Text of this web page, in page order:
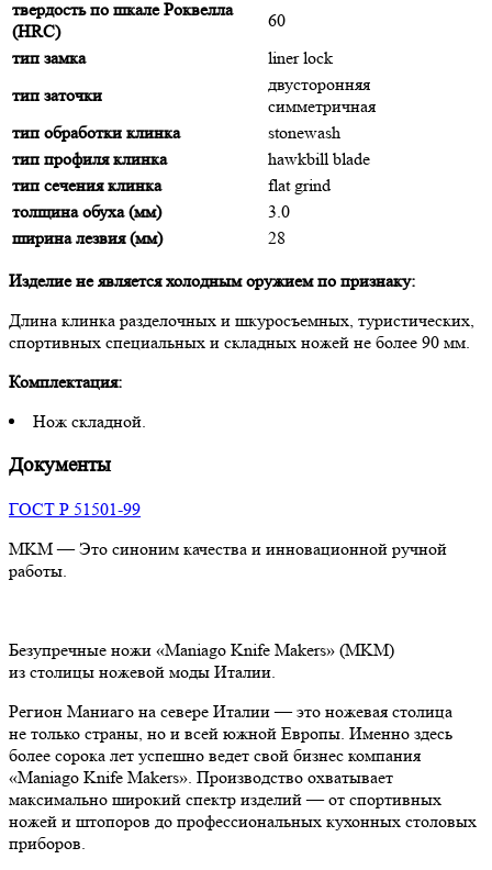
твердость по шкале Роквелла
(HRC)
60
тип замка
liner lock
тип заточки
двусторонняя
симметричная
тип обработки клинка
stonewash
тип профиля клинка
hawkbill blade
тип сечения клинка
flat grind
толщина обуха (мм)
3.0
ширина лезвия (мм)
28
Изделие не является холодным оружием по признаку:
Длина клинка разделочных и шкуросъемных, туристических,
спортивных специальных и складных ножей не более 90 мм.
Комплектация:
Нож складной.
Документы
ГОСТ Р 51501-99
MKM — Это синоним качества и инновационной ручной
работы.
Безупречные ножи «Maniago Knife Makers» (MKM)
из столицы ножевой моды Италии.
Регион Маниаго на севере Италии — это ножевая столица
не только страны, но и всей южной Европы. Именно здесь
более сорока лет успешно ведет свой бизнес компания
«Maniago Knife Makers». Производство охватывает
максимально широкий спектр изделий — от спортивных
ножей и штопоров до профессиональных кухонных столовых
приборов.